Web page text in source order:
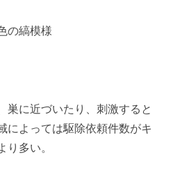
の縞模様
巣に近づいたり、刺激すると
によっては駆除依頼件数がキ
り多い。